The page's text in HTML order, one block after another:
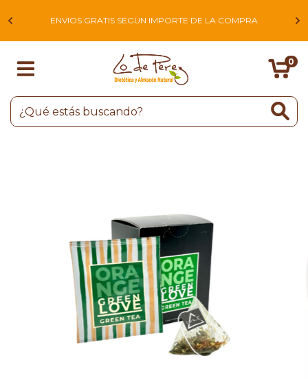
ENVIOS GRATIS SEGUN IMPORTE DE LA COMPRA
0